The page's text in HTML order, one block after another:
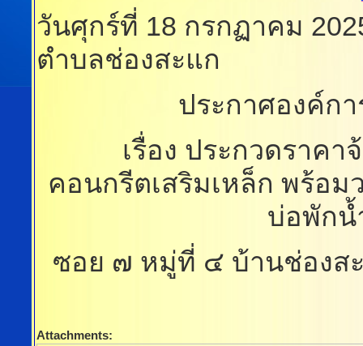
วันศุกร์ที่ 18 กรกฏาคม
ตำบลช่องสะแก
ประกาศองค์ก
เรื่อง ประกวดราคา
คอนกรีตเสริมเหล็ก พร้อม
บ่อพักน้
ซอย ๗ หมู่ที่ ๔ บ้านช่องส
Attachments: